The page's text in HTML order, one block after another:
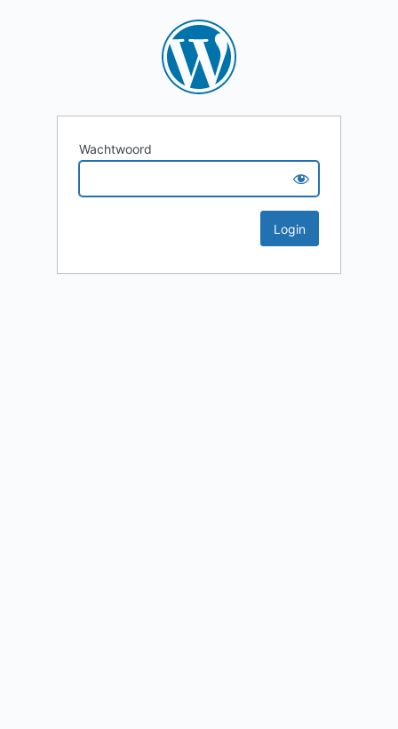
Wachtwoord